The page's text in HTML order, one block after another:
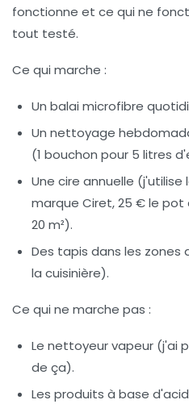
fonctionne et ce qui ne
tout testé.
Ce qui marche :
Un balai microfibre
Un nettoyage
(1 bouchon pour 5 litres
Une cire annuelle
marque Ciret, 25 € le pot
20 m²).
Des tapis dans les
la cuisinière).
Ce qui ne marche pas :
Le nettoyeur vapeur (j'ai
de ça).
Les produits à base